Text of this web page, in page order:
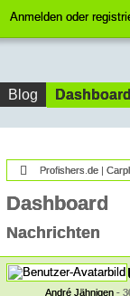
Anmelden oder
Blog Dashboard
Profishers.de |
Dashboard
Nachrichten
André Jähnigen